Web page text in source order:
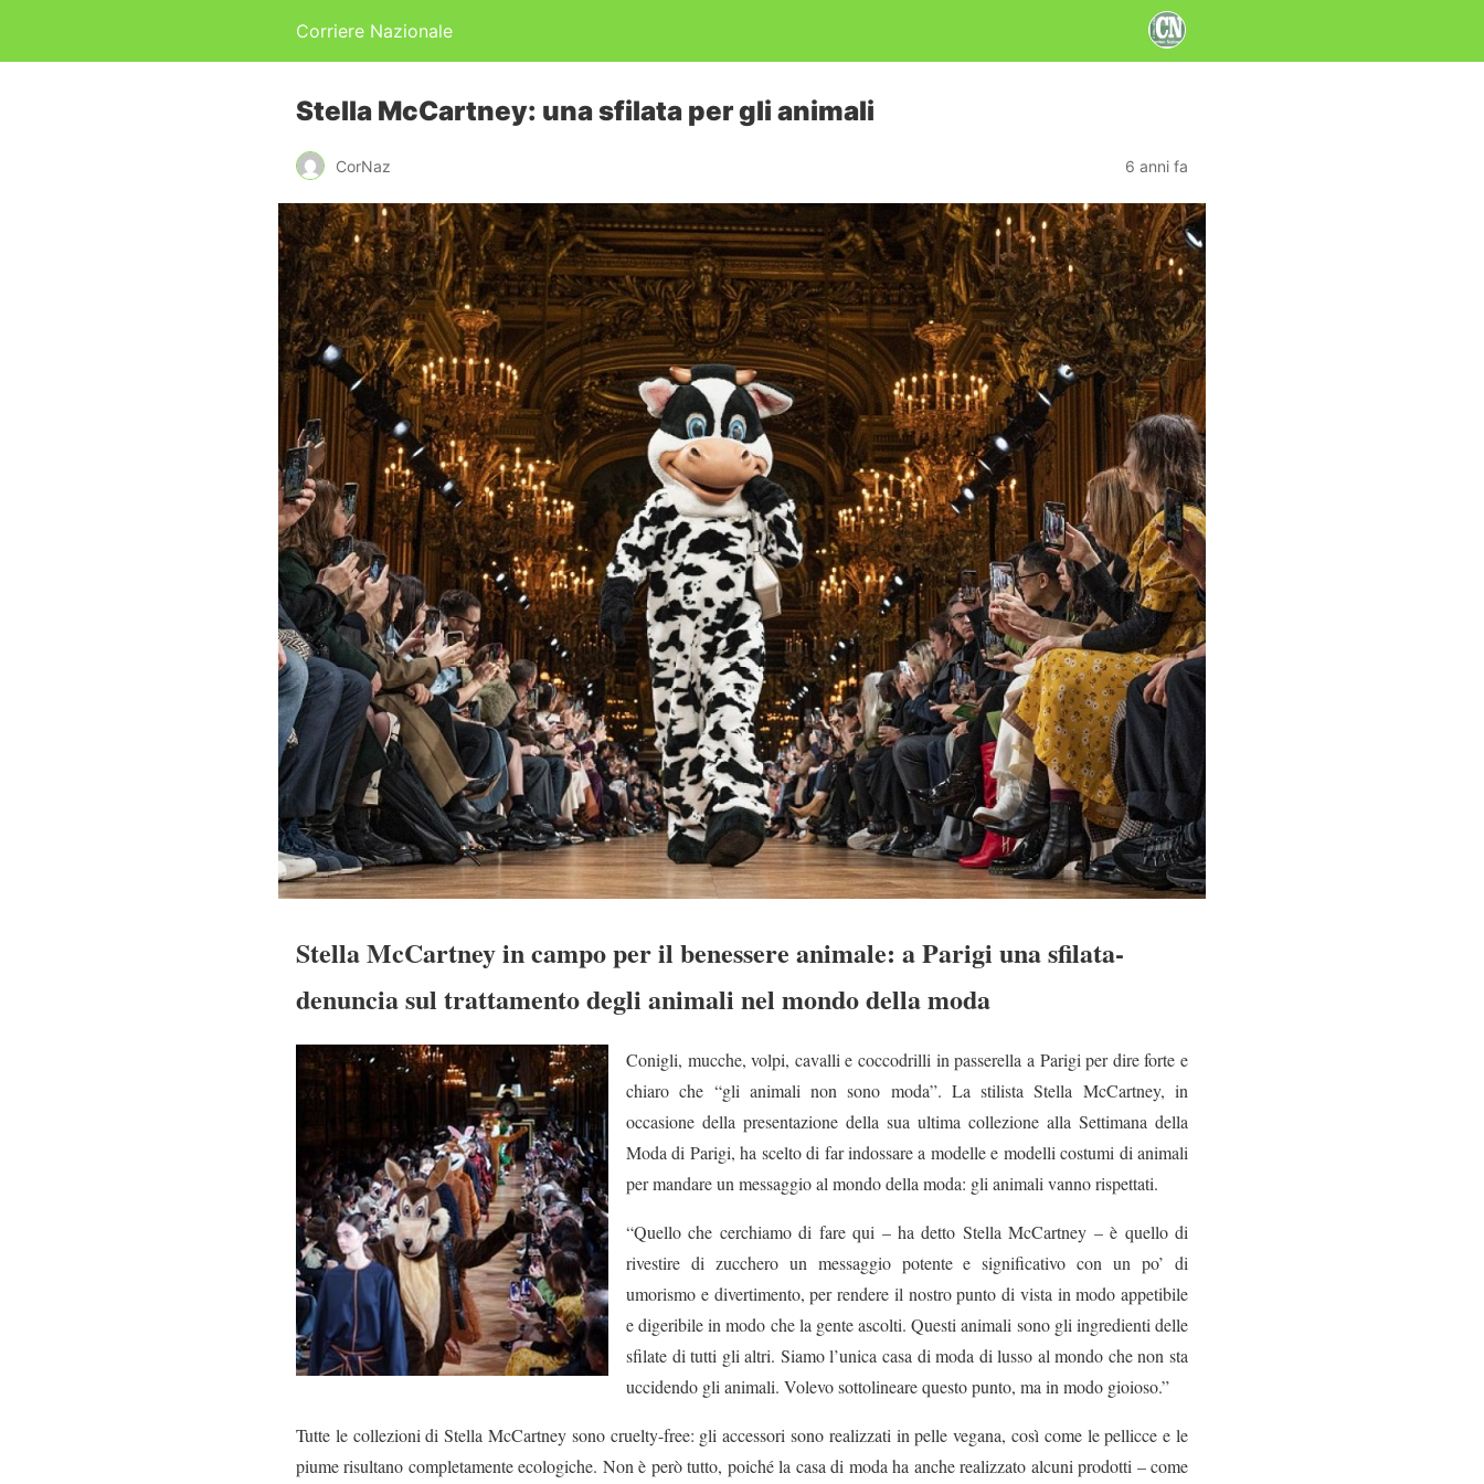
Corriere Nazionale
Stella McCartney: una sfilata per gli animali
CorNaz 6 anni fa
Stella McCartney in campo per il benessere animale: a Parigi una sfilata-
denuncia sul trattamento degli animali nel mondo della moda
Conigli, mucche, volpi, cavalli e coccodrilli in passerella a Parigi per dire forte e
chiaro che “gli animali non sono moda”. La stilista Stella McCartney, in
occasione della presentazione della sua ultima collezione alla Settimana della
Moda di Parigi, ha scelto di far indossare a modelle e modelli costumi di animali
per mandare un messaggio al mondo della moda: gli animali vanno rispettati.
“Quello che cerchiamo di fare qui – ha detto Stella McCartney – è quello di
rivestire di zucchero un messaggio potente e significativo con un po’ di
umorismo e divertimento, per rendere il nostro punto di vista in modo appetibile
e digeribile in modo che la gente ascolti. Questi animali sono gli ingredienti delle
sfilate di tutti gli altri. Siamo l’unica casa di moda di lusso al mondo che non sta
uccidendo gli animali. Volevo sottolineare questo punto, ma in modo gioioso.”
Tutte le collezioni di Stella McCartney sono cruelty-free: gli accessori sono realizzati in pelle vegana, così come le pellicce e le
piume risultano completamente ecologiche. Non è però tutto, poiché la casa di moda ha anche realizzato alcuni prodotti – come